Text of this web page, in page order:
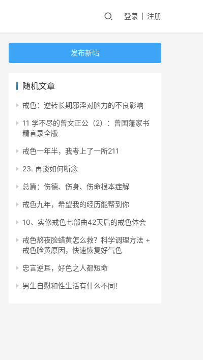
登录 注册
发布新帖
随机文章
戒色：逆转长期邪淫对脑力的不良影响
11 学不尽的曾文正公（2）：曾国藩家书
精言录全版
戒色一年半，我考上了一所211
23. 再谈如何断念
总篇：伤德、伤身、伤命根本症解
戒色九年，希望我的经历能帮到你
10、实修戒色七部曲42天后的戒色体会
戒色熬夜脸蜡黄怎么救？科学调理方法 +
戒色脸黄原因，快速恢复好气色
忠言逆耳，好色之人都短命
男生自慰和性生活有什么不同！